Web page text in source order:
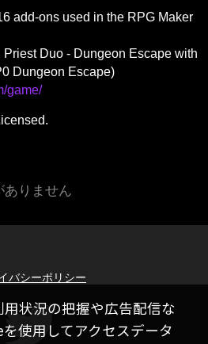
用状況の把握や広告配信な
使用してアクセスデータ
add-ons used in the RPG Maker
Duo - Dungeon Escape with
game/
ありません
バシーポリシー